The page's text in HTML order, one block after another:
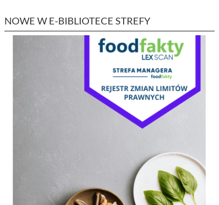
NOWE W E-BIBLIOTECE STREFY